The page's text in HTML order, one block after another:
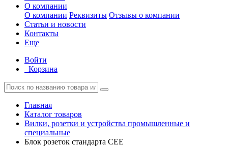
О компании
О компании Реквизиты Отзывы о компании
Статьи и новости
Контакты
Еще
Войти
Корзина
Главная
Каталог товаров
Вилки, розетки и устройства промышленные и
специальные
Блок розеток стандарта CEE